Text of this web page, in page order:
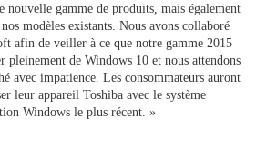
nouvelle gamme de produits, mais également
modèles existants. Nous avons collaboré
afin de veiller à ce que notre gamme 2015
de Windows 10 et nous attendons
avec impatience. Les consommateurs auront
leur appareil Toshiba avec le système
Windows le plus récent. »